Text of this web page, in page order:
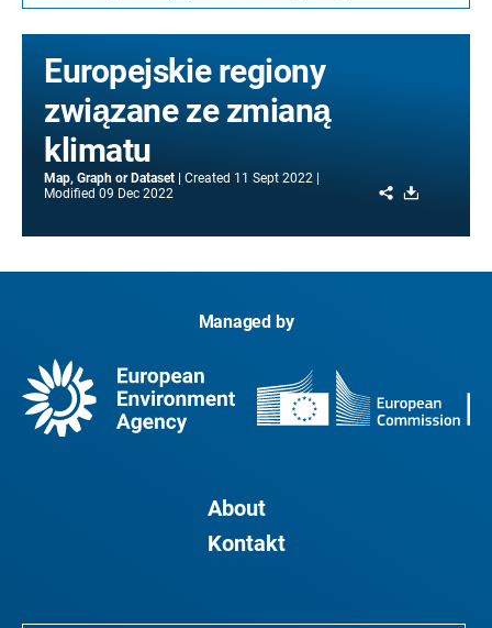
Europejskie regiony
związane ze zmianą
klimatu
Map, Graph or Dataset Created 11 Sept 2022
Modified 09 Dec 2022 Share
Managed by
About
Kontakt